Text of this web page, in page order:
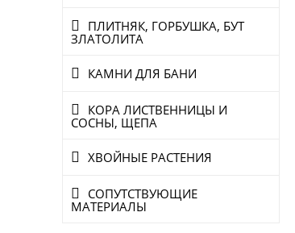
ПЛИТНЯК, ГОРБУШКА, БУТ
ЗЛАТОЛИТА
КАМНИ ДЛЯ БАНИ
КОРА ЛИСТВЕННИЦЫ И
СОСНЫ, ЩЕПА
ХВОЙНЫЕ РАСТЕНИЯ
СОПУТСТВУЮЩИЕ
МАТЕРИАЛЫ